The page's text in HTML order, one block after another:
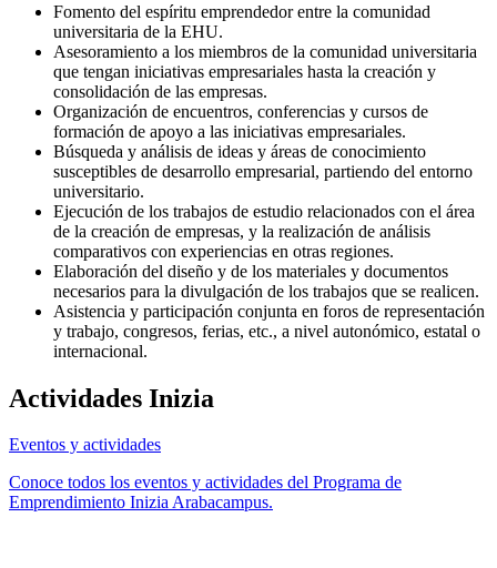
Fomento del espíritu emprendedor entre la comunidad
universitaria de la EHU.
Asesoramiento a los miembros de la comunidad universitaria
que tengan iniciativas empresariales hasta la creación y
consolidación de las empresas.
Organización de encuentros, conferencias y cursos de
formación de apoyo a las iniciativas empresariales.
Búsqueda y análisis de ideas y áreas de conocimiento
susceptibles de desarrollo empresarial, partiendo del entorno
universitario.
Ejecución de los trabajos de estudio relacionados con el área
de la creación de empresas, y la realización de análisis
comparativos con experiencias en otras regiones.
Elaboración del diseño y de los materiales y documentos
necesarios para la divulgación de los trabajos que se realicen.
Asistencia y participación conjunta en foros de representación
y trabajo, congresos, ferias, etc., a nivel autonómico, estatal o
internacional.
Actividades Inizia
Eventos y actividades
Conoce todos los eventos y actividades del Programa de
Emprendimiento Inizia Arabacampus.